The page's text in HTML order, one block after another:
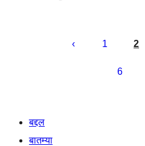
पृष्ठांकन
1 2
6
बद्दल
बातम्या